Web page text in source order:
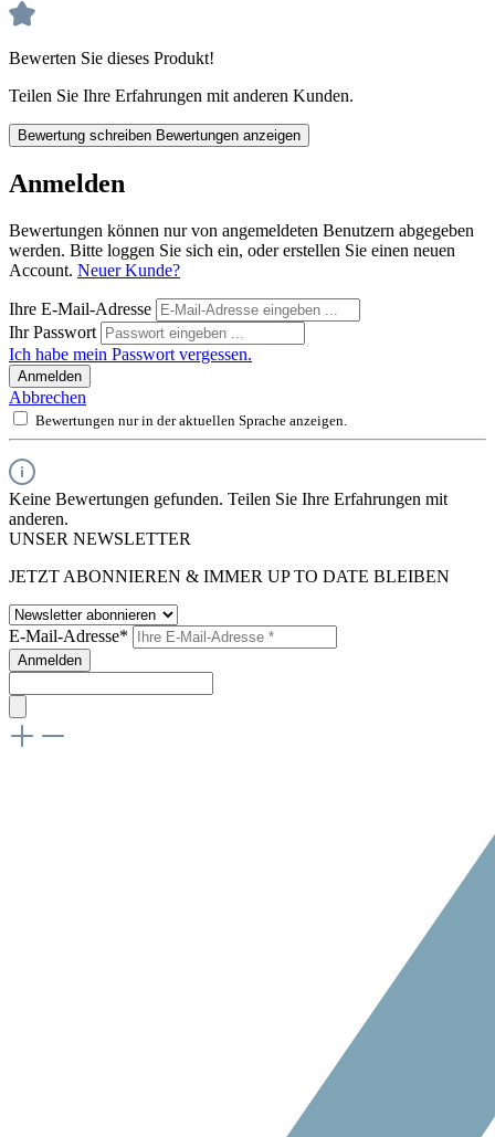
Bewerten Sie dieses Produkt!
Teilen Sie Ihre Erfahrungen mit anderen Kunden.
Bewertung schreiben Bewertungen anzeigen
Anmelden
Bewertungen können nur von angemeldeten Benutzern abgegeben
werden. Bitte loggen Sie sich ein, oder erstellen Sie einen neuen
Account. Neuer Kunde?
Ihre E-Mail-Adresse
Ihr Passwort
Ich habe mein Passwort vergessen.
Anmelden
Abbrechen
Bewertungen nur in der aktuellen Sprache anzeigen.
Keine Bewertungen gefunden. Teilen Sie Ihre Erfahrungen mit
anderen.
UNSER NEWSLETTER
JETZT ABONNIEREN & IMMER UP TO DATE BLEIBEN
E-Mail-Adresse*
Anmelden